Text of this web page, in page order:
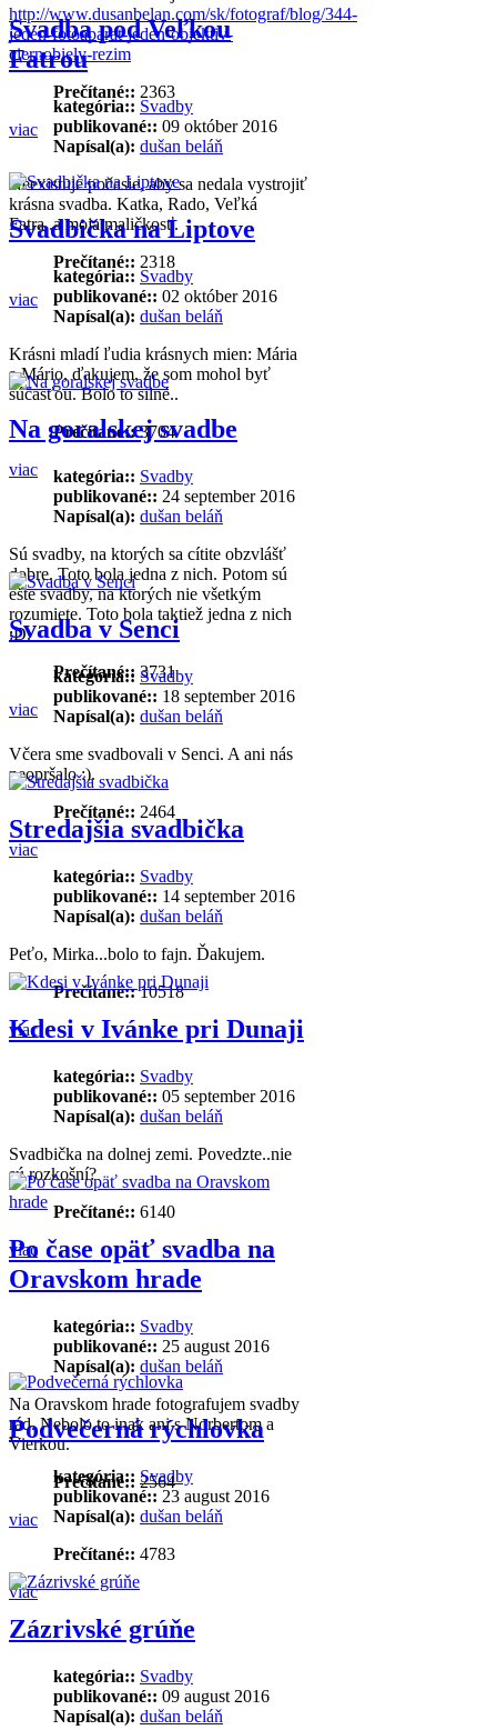
http://www.dusanbelan.com/sk/fotograf/blog/344-
jeden-fotoaparat-jeden-objektiv-
ciernobiely-rezim
Prečítané:: 2363
viac
Svadba pod Veľkou
Fatrou
kategória:: Svadby
publikované:: 09 október 2016
Napísal(a): dušan beláň
Neexistuje počasie, aby sa nedala vystrojiť
krásna svadba. Katka, Rado, Veľká
Fatra..a moja maličkosť.
Prečítané:: 2318
viac
Svadbička na Liptove
kategória:: Svadby
publikované:: 02 október 2016
Napísal(a): dušan beláň
Krásni mladí ľudia krásnych mien: Mária
a Mário, ďakujem, že som mohol byť
súčasťou. Bolo to silné..
Prečítané::3704
viac
Na goralskej svadbe
kategória:: Svadby
publikované:: 24 september 2016
Napísal(a): dušan beláň
Sú svadby, na ktorých sa cítite obzvlášť
dobre. Toto bola jedna z nich. Potom sú
ešte svadby, na ktorých nie všetkým
rozumiete. Toto bola taktiež jedna z nich
:D.
Prečítané:: 3731
viac
Svadba v Senci
kategória:: Svadby
publikované:: 18 september 2016
Napísal(a): dušan beláň
Včera sme svadbovali v Senci. A ani nás
neopršalo :).
Prečítané:: 2464
viac
Stredajšia svadbička
kategória:: Svadby
publikované:: 14 september 2016
Napísal(a): dušan beláň
Peťo, Mirka...bolo to fajn. Ďakujem.
Prečítané::10518
viac
Kdesi v Ivánke pri Dunaji
kategória:: Svadby
publikované:: 05 september 2016
Napísal(a): dušan beláň
Svadbička na dolnej zemi. Povedzte..nie
sú rozkošní?
Prečítané:: 6140
viac
Po čase opäť svadba na
Oravskom hrade
kategória:: Svadby
publikované:: 25 august 2016
Napísal(a): dušan beláň
Na Oravskom hrade fotografujem svadby
rád. Nebolo to inak ani s Norbertom a
Vierkou.
Prečítané:: 2564
viac
Podvečerná rýchlovka
kategória:: Svadby
publikované:: 23 august 2016
Napísal(a): dušan beláň
Prečítané:: 4783
viac
Zázrivské grúňe
kategória:: Svadby
publikované:: 09 august 2016
Napísal(a): dušan beláň